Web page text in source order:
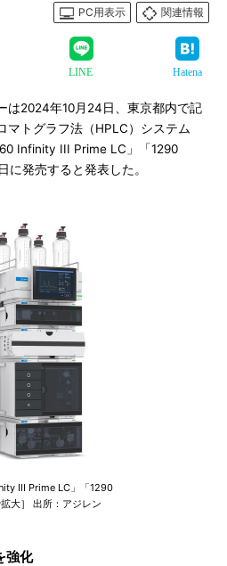
PC用表示
関連情報
LINE Hatena
2024年10月24日、東京都内で記
マトグラフ法（HPLC）システム
Infinity III Prime LC」「1290
に発売すると発表した。
III Prime LC」「1290
大］ 出所：アジレン
強化